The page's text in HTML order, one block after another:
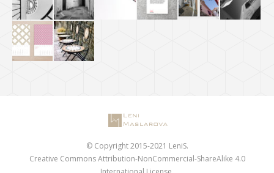
© Copyright 2015-2021 LeniS.
Creative Commons Attribution-NonCommercial-ShareAlike 4.0